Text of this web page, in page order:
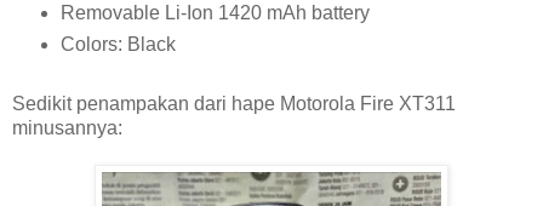
Removable Li-Ion 1420 mAh battery
Colors: Black
Sedikit penampakan dari hape Motorola Fire XT311
minusannya: